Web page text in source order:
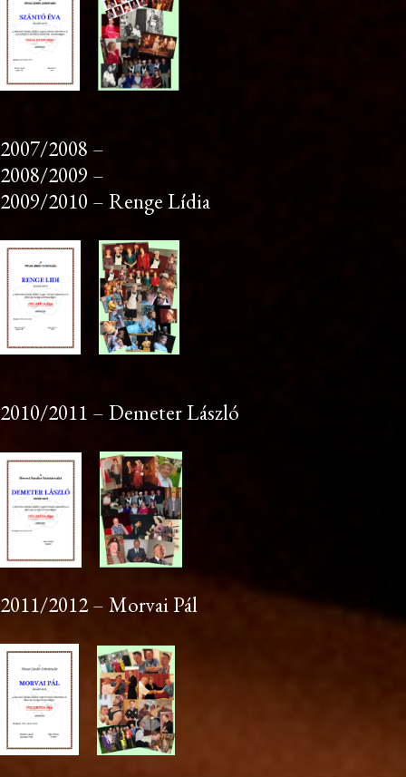
2007/2008 –
2008/2009 –
2009/2010 – Renge Lídia
2010/2011 – Demeter László
2011/2012 – Morvai Pál